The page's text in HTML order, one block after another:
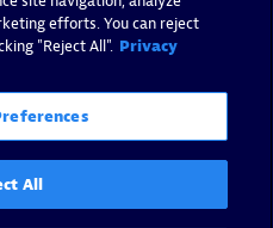
efforts. You can reject
"Reject All". Privacy
All